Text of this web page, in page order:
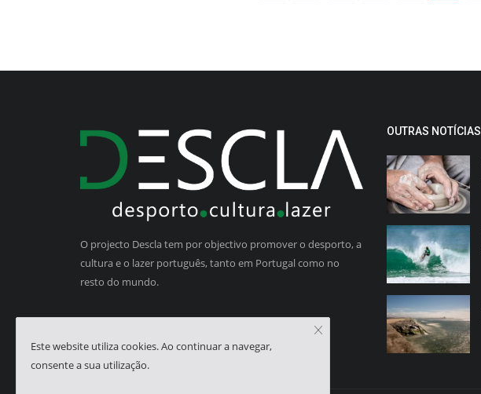
O projecto Descla tem por objectivo promover o desporto, a
cultura e o lazer português, tanto em Portugal como no
resto do mundo.
OUTRAS NOTÍCIAS
Este website utiliza cookies. Ao continuar a navegar,
consente a sua utilização.